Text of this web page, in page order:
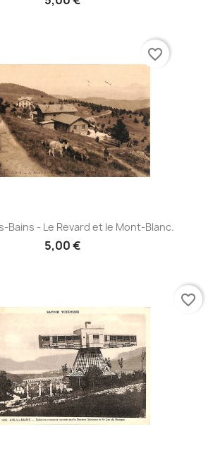
Bains - Le Revard et le Mont-Blanc.
5,00 €
favorite_border
favorite_border